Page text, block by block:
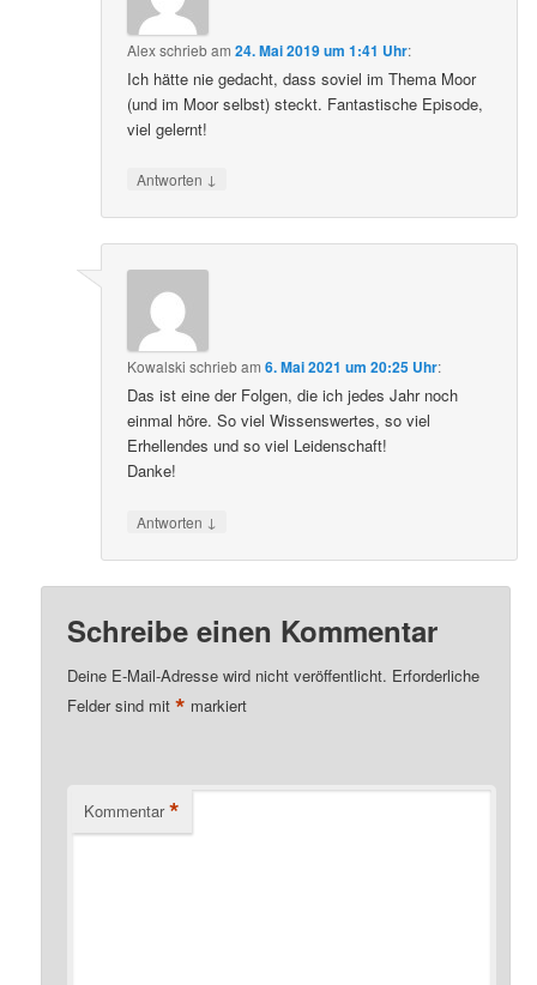
Alexschriebam24. Mai 2019 um 1:41 Uhr:
Ich hätte nie gedacht, dass soviel im Thema Moor
(und im Moor selbst) steckt. Fantastische Episode,
viel gelernt!
Antworten ↓
Kowalski schriebam6. Mai 2021 um 20:25 Uhr:
Das ist eine der Folgen, die ich jedes Jahr noch
einmal höre. So viel Wissenswertes, so viel
Erhellendes und so viel Leidenschaft!
Danke!
Antworten ↓
Schreibe einen Kommentar
Deine E-Mail-Adresse wird nicht veröffentlicht. Erforderliche
Felder sind mit* markiert
Kommentar *